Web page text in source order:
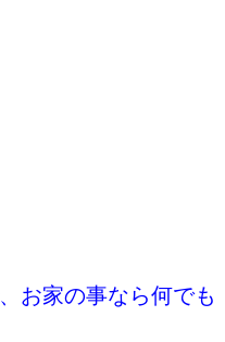
お家の事なら何でも